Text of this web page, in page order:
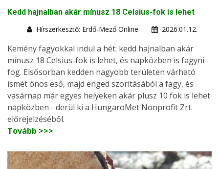
Kedd hajnalban akár mínusz 18 Celsius-fok is lehet
Hírszerkesztő: Erdő-Mező Online
2026.01.12.
Kemény fagyokkal indul a hét: kedd hajnalban akár
mínusz 18 Celsius-fok is lehet, és napközben is fagyni
fog. Elsősorban kedden nagyobb területen várható
ismét ónos eső, majd enged szorításából a fagy, és
vasárnap már egyes helyeken akár plusz 10 fok is lehet
napközben - derül ki a HungaroMet Nonprofit Zrt.
előrejelzéséből.
Tovább >>>